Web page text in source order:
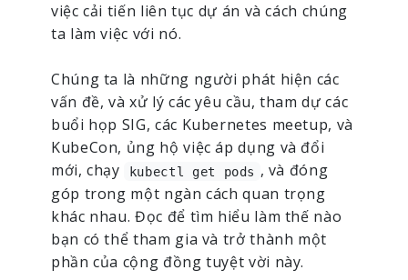
việc cải tiến liên tục dự án và cách chúng
ta làm việc với nó.
Chúng ta là những người phát hiện các
vấn đề, và xử lý các yêu cầu, tham dự các
buổi họp SIG, các Kubernetes meetup, và
KubeCon, ủng hộ việc áp dụng và đổi
mới, chạy
kubectl get pods , và đóng
góp trong một ngàn cách quan trọng
khác nhau. Đọc để tìm hiểu làm thế nào
bạn có thể tham gia và trở thành một
phần của cộng đồng tuyệt vời này.